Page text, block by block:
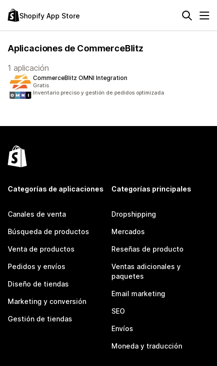
Shopify App Store
Aplicaciones de CommerceBlitz
1 aplicación
CommerceBlitz OMNI Integration
Gratis
Inventario preciso y gestión de pedidos optimizada
Categorías de aplicaciones
Canales de venta
Búsqueda de productos
Venta de productos
Pedidos y envíos
Diseño de tiendas
Marketing y conversión
Gestión de tiendas
Categorías principales
Dropshipping
Mercados
Reseñas de producto
Ventas adicionales y
paquetes
Email marketing
SEO
Envíos
Moneda y traducción